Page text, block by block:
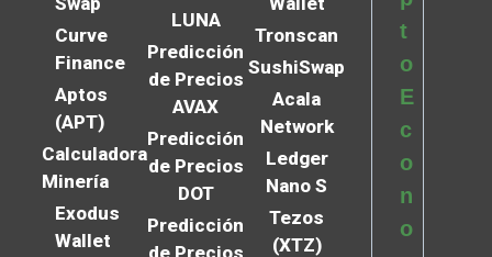
Curve
Finance
Aptos
(APT)
Calculadora
Minería
Exodus
Wallet
LUNA
Predicción
de Precios
AVAX
Predicción
de Precios
DOT
Predicción
Tronscan
SushiSwap
Acala
Network
Ledger
Nano S
Tezos
(XTZ)
t
o
E
c
o
n
o